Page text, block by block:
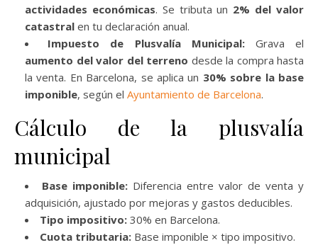
actividades económicas. Se tributa un 2% del valor
catastral en tu declaración anual.
Impuesto de Plusvalía Municipal:Grava el
aumento del valor del terreno desde la compra hasta
la venta. En Barcelona, se aplica un 30% sobre la base
imponible, según el Ayuntamiento de Barcelona.
Cálculo de la plusvalía
municipal
Base imponible: Diferencia entre valor de venta y
adquisición, ajustado por mejoras y gastos deducibles.
Tipo impositivo: 30% en Barcelona.
Cuota tributaria: Base imponible × tipo impositivo.